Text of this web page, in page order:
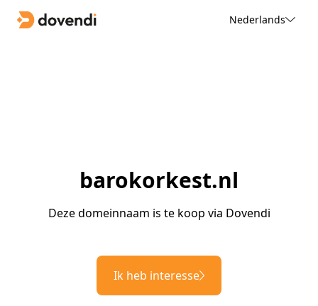
Nederlands
barokorkest.nl
Deze domeinnaam is te koop via Dovendi
Ik heb interesse